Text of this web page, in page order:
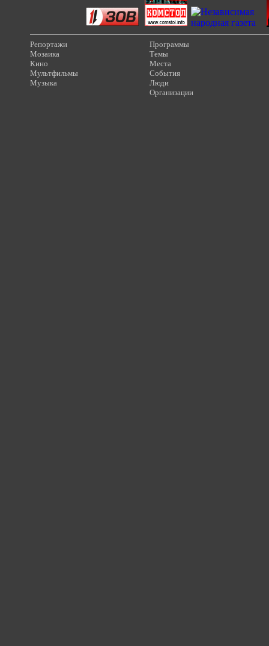
Репортажи
Мозаика
Кино
Мультфильмы
Музыка
Программы
Темы
Места
События
Люди
Организации